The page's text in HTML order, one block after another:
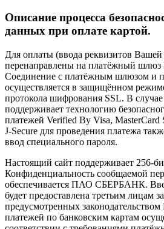
Описание процесса
данных при оплате картой.
Для оплаты (ввода реквизитов
перенаправлены на платёжный
Соединение с платёжным шлюзом и
осуществляется в защищённом
протокола шифрования SSL. В
поддерживает технологию
платежей Verified By Visa, MasterCard
J-Secure для проведения платежа
ввод специального пароля.
Настоящий сайт поддерживает 256-
Конфиденциальность сообщаемой
обеспечивается ПАО СБЕРБАНК.
будет предоставлена третьим лицам
предусмотренных
платежей по банковским картам